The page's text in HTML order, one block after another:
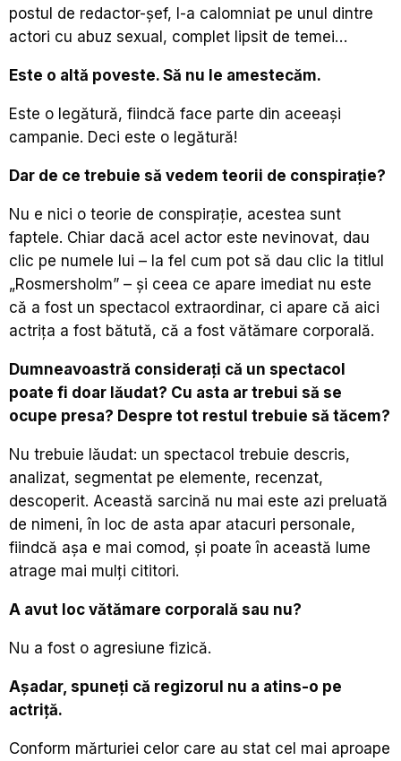
postul de redactor-șef, l-a calomniat pe unul dintre
actori cu abuz sexual, complet lipsit de temei…
Este o altă poveste. Să nu le amestecăm.
Este o legătură, fiindcă face parte din aceeași
campanie. Deci este o legătură!
Dar de ce trebuie să vedem teorii de conspirație?
Nu e nici o teorie de conspirație, acestea sunt
faptele. Chiar dacă acel actor este nevinovat, dau
clic pe numele lui – la fel cum pot să dau clic la titlul
„Rosmersholm” – și ceea ce apare imediat nu este
că a fost un spectacol extraordinar, ci apare că aici
actrița a fost bătută, că a fost vătămare corporală.
Dumneavoastră considerați că un spectacol
poate fi doar lăudat? Cu asta ar trebui să se
ocupe presa? Despre tot restul trebuie să tăcem?
Nu trebuie lăudat: un spectacol trebuie descris,
analizat, segmentat pe elemente, recenzat,
descoperit. Această sarcină nu mai este azi preluată
de nimeni, în loc de asta apar atacuri personale,
fiindcă așa e mai comod, și poate în această lume
atrage mai mulți cititori.
A avut loc vătămare corporală sau nu?
Nu a fost o agresiune fizică.
Așadar, spuneți că regizorul nu a atins-o pe
actriță.
Conform mărturiei celor care au stat cel mai aproape